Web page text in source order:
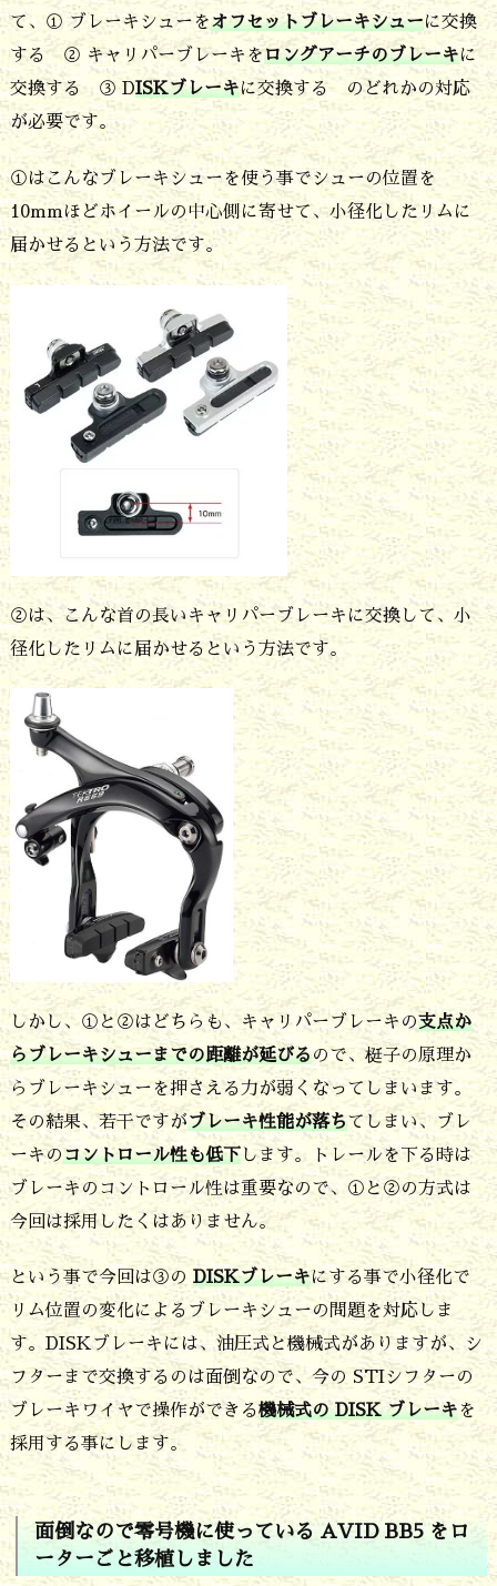
タ
ー
ご
と
移
植
し
た
5.
フ
ォ
ー
ク
は
T
B
ー
ボ
ン
フ
ォ
ー
ク
で
対
応
し
ま
す
リ
て、① ブレーキシューをオフセットブレーキシューに交換
する ② キャリパーブレーキをロングアーチのブレーキに
交換する ③ DISKブレーキに交換する のどれかの対応
が必要です。
①はこんなブレーキシューを使う事でシューの位置を
10mmほどホイールの中心側に寄せて、小径化したリムに
届かせるという方法です。
②は、こんな首の長いキャリパーブレーキに交換して、小
径化したリムに届かせるという方法です。
しかし、①と②はどちらも、キャリパーブレーキの支点か
らブレーキシューまでの距離が延びるので、梃子の原理か
らブレーキシューを押さえる力が弱くなってしまいます。
その結果、若干ですがブレーキ性能が落ちてしまい、ブレ
ーキのコントロール性も低下します。トレールを下る時は
ブレーキのコントロール性は重要なので、①と②の方式は
今回は採用したくはありません。
という事で今回は③の DISKブレーキにする事で小径化で
リム位置の変化によるブレーキシューの問題を対応しま
す。DISKブレーキには、油圧式と機械式がありますが、シ
フターまで交換するのは面倒なので、今の STIシフターの
ブレーキワイヤで操作ができる機械式の DISK ブレーキを
採用する事にします。
面倒なので零号機に使っている AVID BB5 をロ
ーターごと移植しました